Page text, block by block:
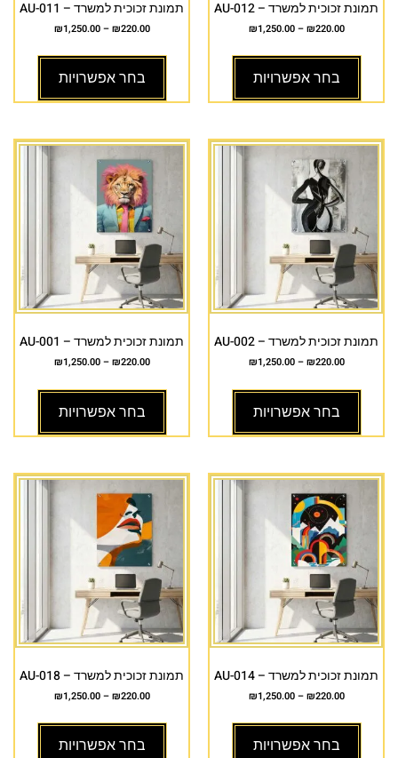
תמונת זכוכית למשרד – AU-012
₪220.00
–
₪1,250.00
בחר אפשרויות
תמונת זכוכית למשרד – AU-011
₪220.00
–
₪1,250.00
בחר אפשרויות
תמונת זכוכית למשרד – AU-002
₪220.00
–
₪1,250.00
בחר אפשרויות
תמונת זכוכית למשרד – AU-001
₪220.00
–
₪1,250.00
בחר אפשרויות
תמונת זכוכית למשרד – AU-014
₪220.00
–
₪1,250.00
בחר אפשרויות
תמונת זכוכית למשרד – AU-018
₪220.00
–
₪1,250.00
בחר אפשרויות